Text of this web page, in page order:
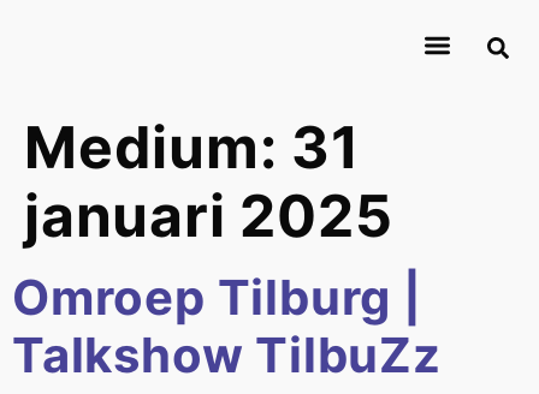
Medium: 31
januari 2025
Omroep Tilburg |
Talkshow TilbuZz